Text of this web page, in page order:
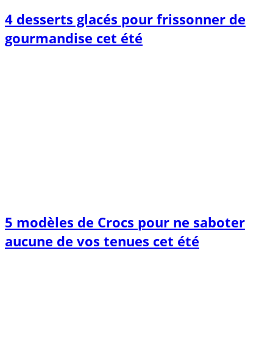
4 desserts glacés pour frissonner de
gourmandise cet été
5 modèles de Crocs pour ne saboter
aucune de vos tenues cet été